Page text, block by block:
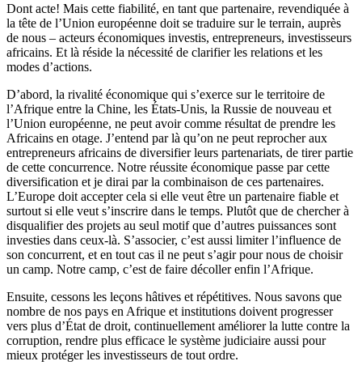
Dont acte! Mais cette fiabilité, en tant que partenaire, revendiquée à
la tête de l’Union européenne doit se traduire sur le terrain, auprès
de nous – acteurs économiques investis, entrepreneurs, investisseurs
africains. Et là réside la nécessité de clarifier les relations et les
modes d’actions.
D’abord, la rivalité économique qui s’exerce sur le territoire de
l’Afrique entre la Chine, les États-Unis, la Russie de nouveau et
l’Union européenne, ne peut avoir comme résultat de prendre les
Africains en otage. J’entend par là qu’on ne peut reprocher aux
entrepreneurs africains de diversifier leurs partenariats, de tirer partie
de cette concurrence. Notre réussite économique passe par cette
diversification et je dirai par la combinaison de ces partenaires.
L’Europe doit accepter cela si elle veut être un partenaire fiable et
surtout si elle veut s’inscrire dans le temps. Plutôt que de chercher à
disqualifier des projets au seul motif que d’autres puissances sont
investies dans ceux-là. S’associer, c’est aussi limiter l’influence de
son concurrent, et en tout cas il ne peut s’agir pour nous de choisir
un camp. Notre camp, c’est de faire décoller enfin l’Afrique.
Ensuite, cessons les leçons hâtives et répétitives. Nous savons que
nombre de nos pays en Afrique et institutions doivent progresser
vers plus d’État de droit, continuellement améliorer la lutte contre la
corruption, rendre plus efficace le système judiciaire aussi pour
mieux protéger les investisseurs de tout ordre.